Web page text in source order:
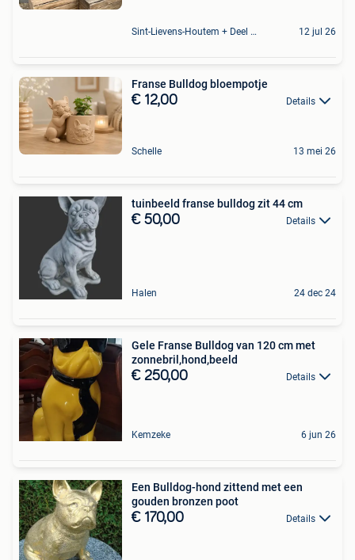
Sint-Lievens-Houtem + Deel Oombergen 12 jul 26
Franse Bulldog bloempotje
€ 12,00 Details
Schelle 13 mei 26
tuinbeeld franse bulldog zit 44 cm
€ 50,00 Details
Halen 24 dec 24
Gele Franse Bulldog van 120 cm met
zonnebril,hond,beeld
€ 250,00 Details
Kemzeke 6 jun 26
Een Bulldog-hond zittend met een
gouden bronzen poot
€ 170,00 Details